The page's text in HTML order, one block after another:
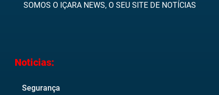
SOMOS O IÇARA NEWS, O SEU SITE DE NOTÍCIAS
Noticias:
Segurança